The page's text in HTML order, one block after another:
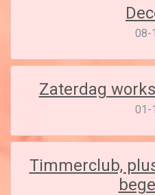
08-
Zaterdag
01-
Timmerclub,